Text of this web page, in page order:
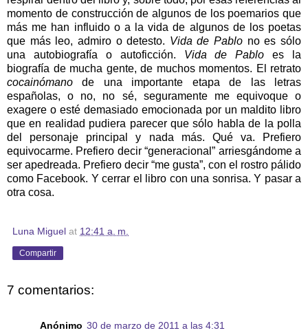
momento de construcción de algunos de los poemarios que
más me han influido o a la vida de algunos de los poetas
que más leo, admiro o detesto. Vida de Pablo no es sólo
una autobiografía o autoficción. Vida de Pablo es la
biografía de mucha gente, de muchos momentos. El retrato
cocainómano de una importante etapa de las letras
españolas, o no, no sé, seguramente me equivoque o
exagere o esté demasiado emocionada por un maldito libro
que en realidad pudiera parecer que sólo habla de la polla
del personaje principal y nada más. Qué va. Prefiero
equivocarme. Prefiero decir “generacional” arriesgándome a
ser apedreada. Prefiero decir “me gusta”, con el rostro pálido
como Facebook. Y cerrar el libro con una sonrisa. Y pasar a
otra cosa.
Luna Miguel at 12:41 a. m.
Compartir
7 comentarios:
Anónimo 30 de marzo de 2011 a las 4:31